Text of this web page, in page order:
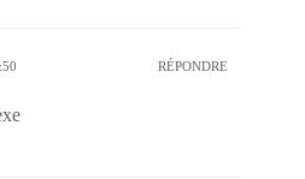
RÉPONDRE